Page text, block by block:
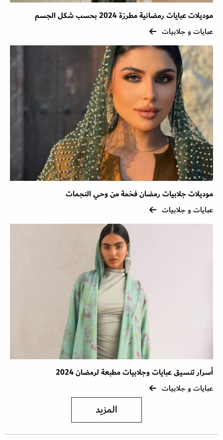
موديلات عبايات رمضانية مطرزة 2024 بحسب شكل الجسم
عبايات و جلابيات
موديلات جلابيات رمضان فخمة من وحي النجمات
عبايات و جلابيات
أسرار تنسيق عبايات وجلابيات مطبعة لرمضان 2024
عبايات و جلابيات
المزيد